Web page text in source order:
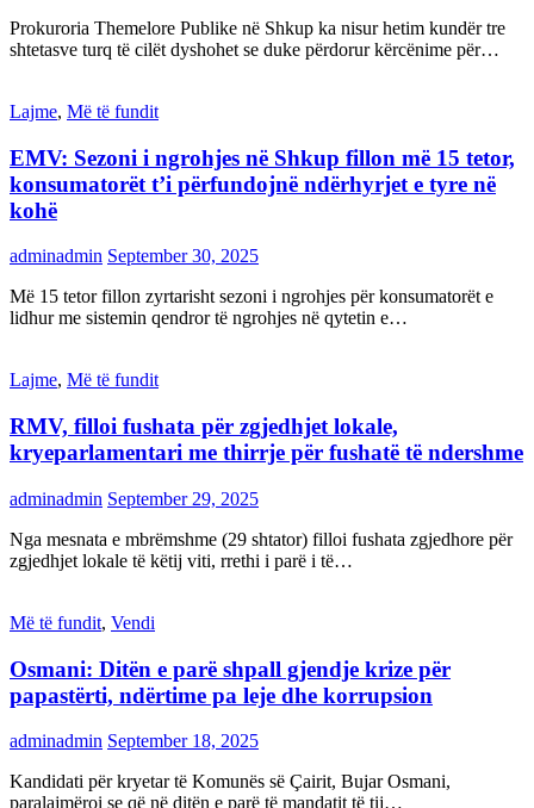
Prokuroria Themelore Publike në Shkup ka nisur hetim kundër tre
shtetasve turq të cilët dyshohet se duke përdorur kërcënime për…
Lajme, Më të fundit
EMV: Sezoni i ngrohjes në Shkup fillon më 15 tetor,
konsumatorët t’i përfundojnë ndërhyrjet e tyre në
kohë
adminadmin September 30, 2025
Më 15 tetor fillon zyrtarisht sezoni i ngrohjes për konsumatorët e
lidhur me sistemin qendror të ngrohjes në qytetin e…
Lajme, Më të fundit
RMV, filloi fushata për zgjedhjet lokale,
kryeparlamentari me thirrje për fushatë të ndershme
adminadmin September 29, 2025
Nga mesnata e mbrëmshme (29 shtator) filloi fushata zgjedhore për
zgjedhjet lokale të këtij viti, rrethi i parë i të…
Më të fundit, Vendi
Osmani: Ditën e parë shpall gjendje krize për
papastërti, ndërtime pa leje dhe korrupsion
adminadmin September 18, 2025
Kandidati për kryetar të Komunës së Çairit, Bujar Osmani,
paralajmëroi se që në ditën e parë të mandatit të tij…